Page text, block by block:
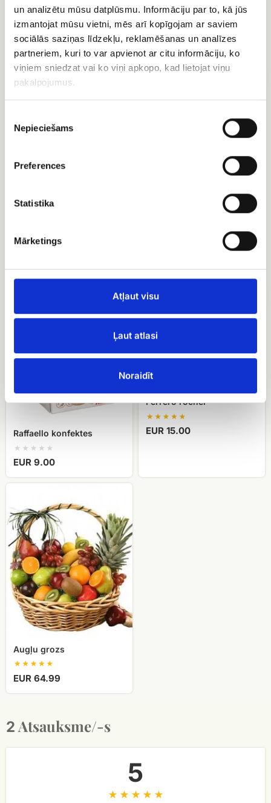
un analizētu mūsu datplūsmu. Informāciju par to, kā jūs
izmantojat mūsu vietni, mēs arī kopīgojam ar saviem
sociālās saziņas līdzekļu, reklamēšanas un analīzes
partneriem, kuri to var apvienot ar citu informāciju, ko
viņiem sniedzat vai ko viņi apkopo, kad lietojat viņu
pakalpojumus.
izvēle
Nepieciešams
Preferences
Statistika
Mārketings
Atļaut visu
Ļaut atlasi
Noraidīt
Konfektes Merci
EUR 16.00
Konfektes Geiša
Hēlija
baloni
Hēlija baloni
EUR 22.50
torte
konfektes
Raffaello konfektes
EUR 9.00
rocher
Ferrero rocher
EUR 15.00
Augļu
Augļu grozs
EUR 64.99
2 Atsauksme/-s
5